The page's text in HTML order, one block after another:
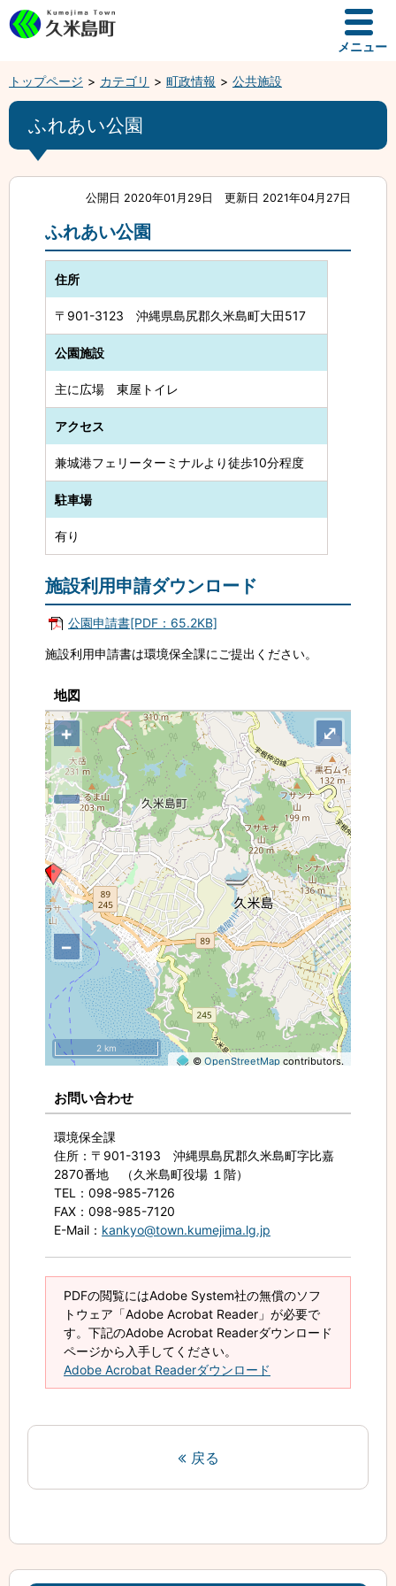
メニュー
トップページ カテゴリ 町政情報 公共施設
ふれあい公園
公開日 2020年01月29日 更新日 2021年04月27日
ふれあい公園
住所
〒901-3123 沖縄県島尻郡久米島町大田517
公園施設
主に広場 東屋トイレ
アクセス
兼城港フェリーターミナルより徒歩10分程度
駐車場
有り
施設利用申請ダウンロード
公園申請書[PDF：65.2KB]
施設利用申請書は環境保全課にご提出ください。
地図
+
−
©OpenStreetMap contributors.
2 km
⤢
お問い合わせ
環境保全課
住所 ：〒901-3193 沖縄県島尻郡久米島町字比嘉
2870番地 （久米島町役場 １階）
TEL
：098-985-7126
FAX ：098-985-7120
E-Mail ： kankyo@town.kumejima.lg.jp
PDFの閲覧にはAdobe System社の無償のソフ
トウェア「Adobe Acrobat Reader」が必要で
す。下記のAdobe Acrobat Readerダウンロード
ページから入手してください。
Adobe Acrobat Readerダウンロード
戻る